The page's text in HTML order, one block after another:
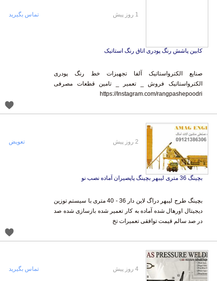
کابین پاشش رنگ پودری اتاق رنگ استاتیک
صنایع الکترواستاتیک آلفا تجهیزات خط رنگ پودری
الکترواستاتیک فروش _ تعمیر _ تامین قطعات مصرفی
https://Instagram.com/rangpashepoodri
1 روز پیش تماس بگیرید
بچینگ 36 متری لیبهر بچینگ پاپصیران آماده نصب نو
بچینگ طرح لیبهر دراگ لاین دار 36 - 40 متری با سیستم توزین
دیجیتال اورهال شده آماده به کار تعمیر شده بازسازی شده صد
در صد سالم قیمت توافقی تعمیرات تخ
2 روز پیش تعویض
4 روز پیش تماس بگیرید